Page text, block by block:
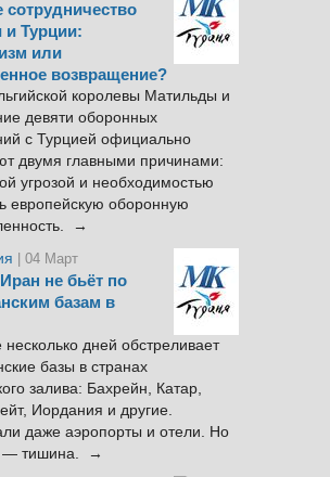
сотрудничество
и Турции:
или
возвращение?
королевы Матильды и
девяти оборонных
с Турцией официально
двумя главными причинами:
угрозой и необходимостью
европейскую оборонную
→
| 04 Март
не бьёт по
базам в
дней обстреливает
базы в странах
залива: Бахрейн, Катар,
Иордания и другие.
даже аэропорты и отели. Но
— тишина. →